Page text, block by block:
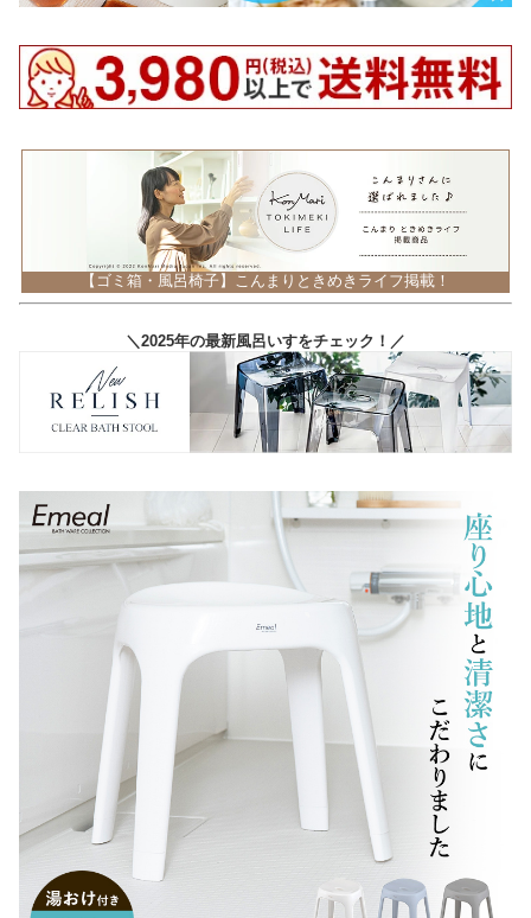
【ゴミ箱・風呂椅子】こんまりときめきライフ掲載！
＼2025年の最新風呂いすをチェック！／